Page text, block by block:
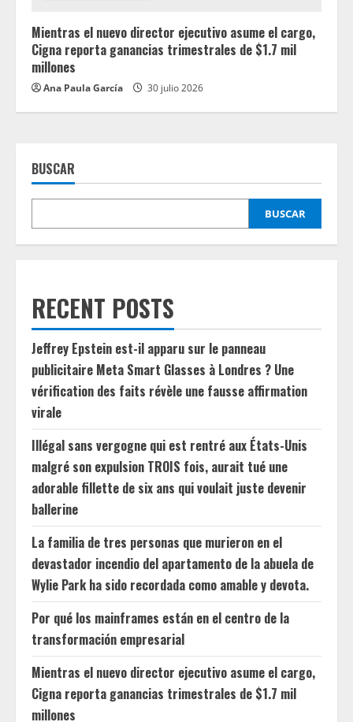
Mientras el nuevo director ejecutivo asume el cargo,
Cigna reporta ganancias trimestrales de $1.7 mil
millones
Ana Paula García 30 julio 2026
BUSCAR
BUSCAR
RECENT POSTS
Jeffrey Epstein est-il apparu sur le panneau
publicitaire Meta Smart Glasses à Londres ? Une
vérification des faits révèle une fausse affirmation
virale
Illégal sans vergogne qui est rentré aux États-Unis
malgré son expulsion TROIS fois, aurait tué une
adorable fillette de six ans qui voulait juste devenir
ballerine
La familia de tres personas que murieron en el
devastador incendio del apartamento de la abuela de
Wylie Park ha sido recordada como amable y devota.
Por qué los mainframes están en el centro de la
transformación empresarial
Mientras el nuevo director ejecutivo asume el cargo,
Cigna reporta ganancias trimestrales de $1.7 mil
millones